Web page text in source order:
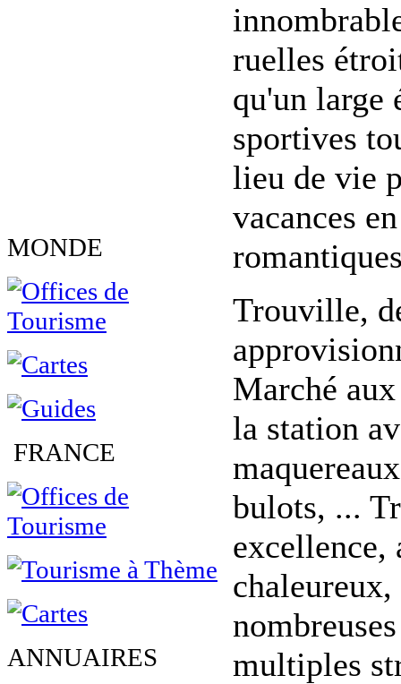
MONDE
FRANCE
ANNUAIRES
ruelles
qu'un large
sportives
lieu de vie
vacances
Trouville,
Marché
la station
bulots, ...
excellence,
multiples